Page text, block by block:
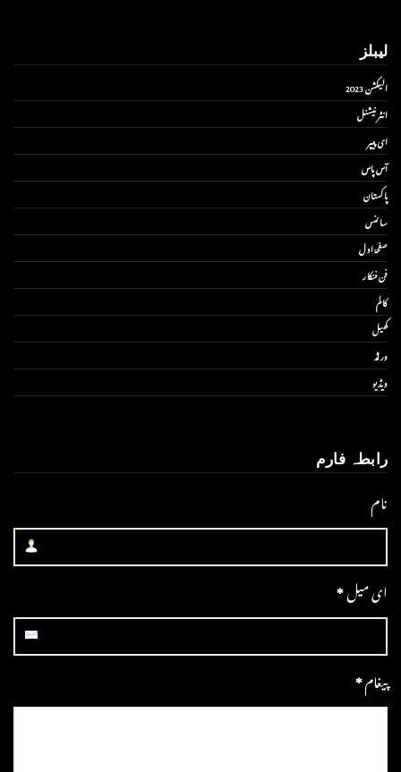
لیبلز
الیکشن 2023
انٹر نیشنل
ای پیپر
آس پاس
پاکستان
سائنس
صفحۂ اول
فن فنکار
کالم
کھیل
ورلڈ
ویڈیو
رابطہ فارم
نام
ای میل*
پیغام*